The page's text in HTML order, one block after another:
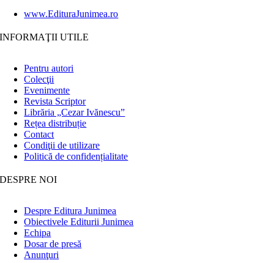
www.EdituraJunimea.ro
INFORMAŢII UTILE
Pentru autori
Colecţii
Evenimente
Revista Scriptor
Librăria „Cezar Ivănescu”
Rețea distribuție
Contact
Condiţii de utilizare
Politică de confidențialitate
DESPRE NOI
Despre Editura Junimea
Obiectivele Editurii Junimea
Echipa
Dosar de presă
Anunţuri